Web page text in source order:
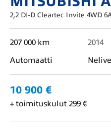
2,2 DI-D Cleartec Invite 4WD
207 000 km 2014
Automaatti
10 900 €
+ toimituskulut 299 €